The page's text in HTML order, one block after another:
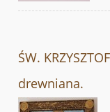
ŚW.
drewniana.